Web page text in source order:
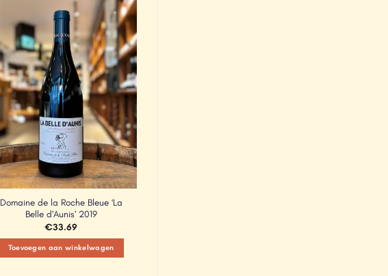
Add to
Wishlist
Domaine de la Roche Bleue ‘La
Belle d’Aunis’ 2019
€33.69
Toevoegen aan winkelwagen